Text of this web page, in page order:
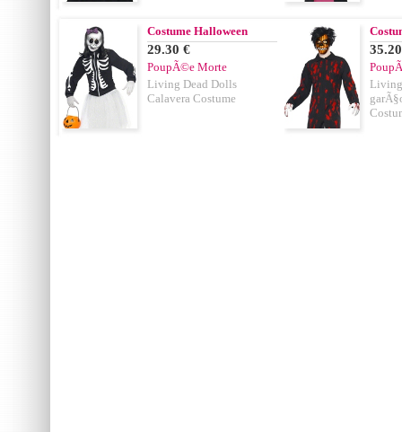
Costume Halloween
29.30 €
PoupÃ©e Morte
Living Dead Dolls
Calavera Costume